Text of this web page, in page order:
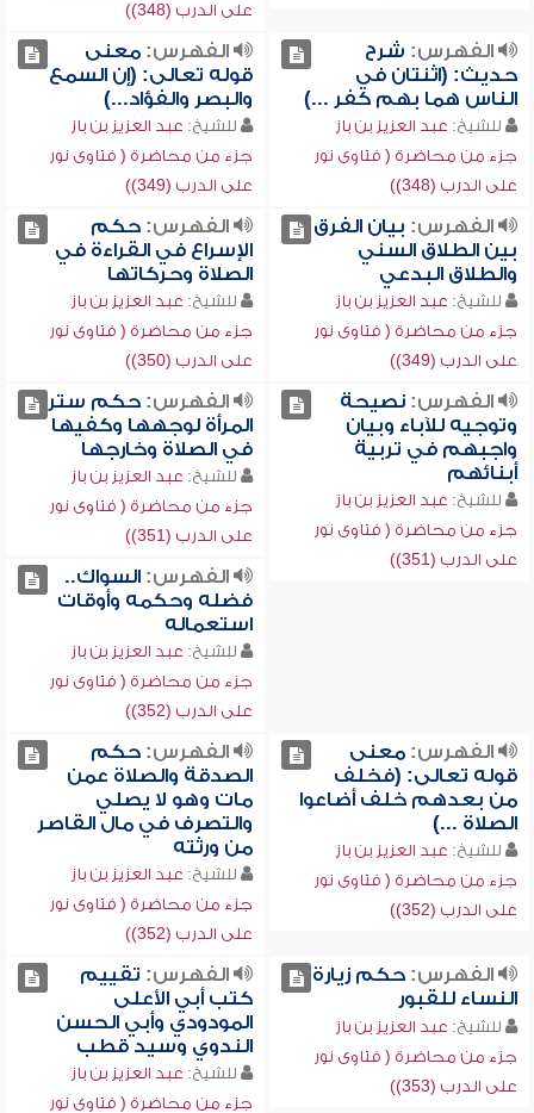
على الدرب (348))
الفهرس: شرح
حديث: (اثنتان في
الناس هما بهم كفر ...)
للشيخ: عبد العزيز بن باز
جزء من محاضرة ( فتاوى نور
على الدرب (348))
الفهرس:معنى
قوله تعالى: (إن السمع
والبصر والفؤاد...)
للشيخ: عبد العزيز بن باز
جزء من محاضرة ( فتاوى نور
على الدرب (349))
الفهرس: بيان الفرق
بين الطلاق السني
والطلاق البدعي
للشيخ: عبد العزيز بن باز
جزء من محاضرة ( فتاوى نور
على الدرب (349))
الفهرس:حكم
الإسراع في القراءة في
الصلاة وحركاتها
للشيخ: عبد العزيز بن باز
جزء من محاضرة ( فتاوى نور
على الدرب (350))
الفهرس:نصيحة
وتوجيه للآباء وبيان
واجبهم في تربية
أبنائهم
للشيخ: عبد العزيز بن باز
جزء من محاضرة ( فتاوى نور
على الدرب (351))
الفهرس:حكم ستر
المرأة لوجهها وكفيها
في الصلاة وخارجها
للشيخ: عبد العزيز بن باز
جزء من محاضرة ( فتاوى نور
على الدرب (351))
الفهرس:السواك..
فضله وحكمه وأوقات
استعماله
للشيخ: عبد العزيز بن باز
جزء من محاضرة ( فتاوى نور
على الدرب (352))
الفهرس:معنى
قوله تعالى: (فخلف
من بعدهم خلف أضاعوا
الصلاة ...)
للشيخ: عبد العزيز بن باز
جزء من محاضرة ( فتاوى نور
على الدرب (352))
الفهرس:حكم
الصدقة والصلاة عمن
مات وهو لا يصلي
والتصرف في مال القاصر
من ورثته
للشيخ: عبد العزيز بن باز
جزء من محاضرة ( فتاوى نور
على الدرب (352))
الفهرس:حكم زيارة
النساء للقبور
للشيخ: عبد العزيز بن باز
جزء من محاضرة ( فتاوى نور
على الدرب (353))
الفهرس: تقييم
كتب أبي الأعلى
المودودي وأبي الحسن
الندوي وسيد قطب
للشيخ: عبد العزيز بن باز
جزء من محاضرة ( فتاوى نور